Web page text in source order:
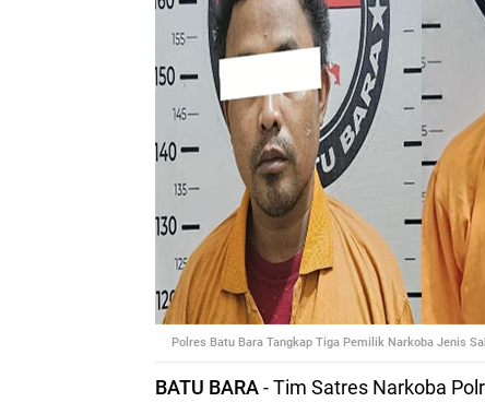
Polres Batu Bara Tangkap Tiga Pemilik Narkoba Jenis
BATU BARA- Tim Satres Narkoba